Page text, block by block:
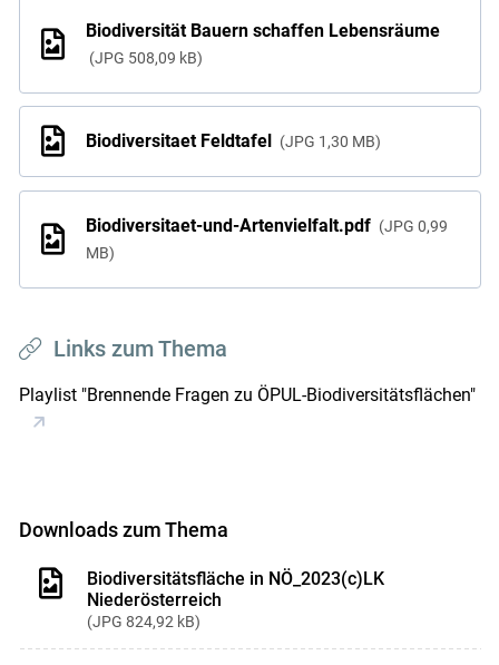
Biodiversität Bauern schaffen Lebensräume
JPG 508,09 kB
Biodiversitaet Feldtafel JPG 1,30 MB
Biodiversitaet-und-Artenvielfalt.pdf JPG 0,99
MB
Links zum Thema
Playlist "Brennende Fragen zu ÖPUL-Biodiversitätsflächen"
Downloads zum Thema
Biodiversitätsfläche in NÖ_2023(c)LK
Niederösterreich
JPG 824,92 kB